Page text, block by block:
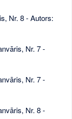
Nr. 8- Autors:
Nr. 7-
Nr. 7-
Nr. 8-